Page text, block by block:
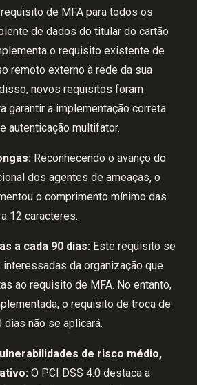
de MFA para todos os
de dados do titular do cartão
o requisito existente de
remoto externo à rede da sua
novos requisitos foram
garantir a implementação correta
autenticação multifator.
Reconhecendo o avanço do
dos agentes de ameaças, o
o comprimento mínimo das
12 caracteres.
a cada 90 dias: Este requisito se
da organização que
ao requisito de MFA. No entanto,
o requisito de troca de
dias não se aplicará.
de risco médio,
O PCI DSS 4.0 destaca a